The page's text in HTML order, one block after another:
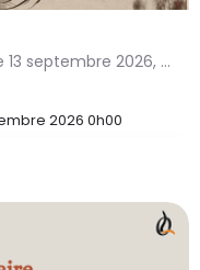
Samedi 12 septembre et dimanche 13 septembre 2026, plongez dans l'histoire fascinante du cheval à…
2026 0h00